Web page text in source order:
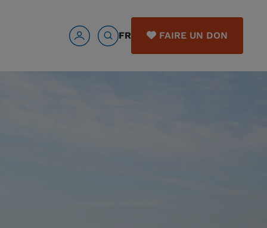
FR FAIRE UN DON